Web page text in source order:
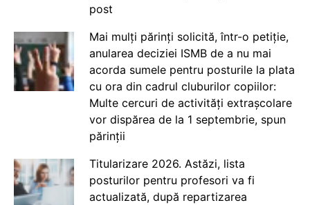
post
Mai mulți părinți solicită, într-o petiție,
anularea deciziei ISMB de a nu mai
acorda sumele pentru posturile la plata
cu ora din cadrul cluburilor copiilor:
Multe cercuri de activități extrașcolare
vor dispărea de la 1 septembrie, spun
părinții
Titularizare 2026. Astăzi, lista
posturilor pentru profesori va fi
actualizată, după repartizarea